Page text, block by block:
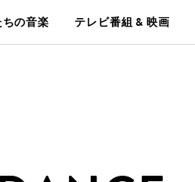
の音楽 テレビ番組 & 映画